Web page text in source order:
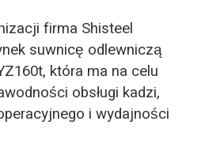
firma Shisteel
suwnicę odlewniczą
która ma na celu
obsługi kadzi,
i wydajności